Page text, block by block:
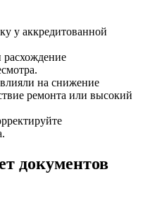
у аккредитованной
расхождение
на снижение
ремонта или высокий
документов